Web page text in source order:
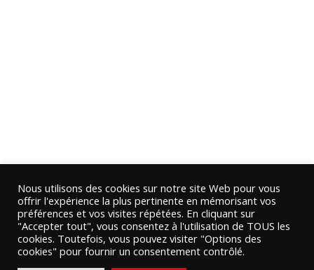
Nous utilisons des cookies sur notre site Web pour vous
offrir l'expérience la plus pertinente en mémorisant vos
préférences et vos visites répétées. En cliquant sur
"Accepter tout", vous consentez à l'utilisation de TOUS les
cookies. Toutefois, vous pouvez visiter "Options des
cookies" pour fournir un consentement contrôlé.